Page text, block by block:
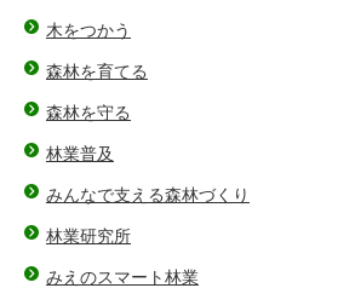
木をつかう
森林を育てる
森林を守る
林業普及
みんなで支える森林づくり
林業研究所
みえのスマート林業